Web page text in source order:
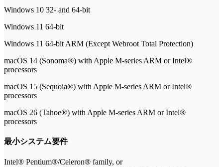
Windows 10 32- and 64-bit
Windows 11 64-bit
Windows 11 64-bit ARM (Except Webroot Total Protection)
macOS 14 (Sonoma®) with Apple M-series ARM or Intel®
processors
macOS 15 (Sequoia®) with Apple M-series ARM or Intel®
processors
macOS 26 (Tahoe®) with Apple M-series ARM or Intel®
processors
最小システム要件
Intel® Pentium®/Celeron® family, or